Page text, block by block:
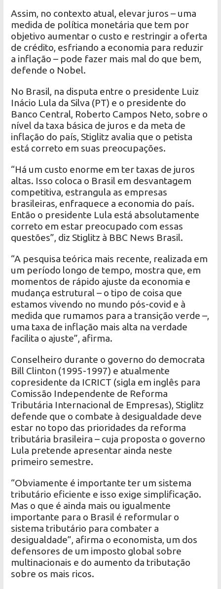
Assim, no contexto atual, elevar juros – uma
medida de política monetária que tem por
objetivo aumentar o custo e restringir a oferta
de crédito, esfriando a economia para reduzir
a inflação – pode fazer mais mal do que bem,
defende o Nobel.
No Brasil, na disputa entre o presidente Luiz
Inácio Lula da Silva (PT) e o presidente do
Banco Central, Roberto Campos Neto, sobre o
nível da taxa básica de juros e da meta de
inflação do país, Stiglitz avalia que o petista
está correto em suas preocupações.
“Há um custo enorme em ter taxas de juros
altas. Isso coloca o Brasil em desvantagem
competitiva, estrangula as empresas
brasileiras, enfraquece a economia do país.
Então o presidente Lula está absolutamente
correto em estar preocupado com essas
questões”, diz Stiglitz à BBC News Brasil.
“A pesquisa teórica mais recente, realizada em
um período longo de tempo, mostra que, em
momentos de rápido ajuste da economia e
mudança estrutural – o tipo de coisa que
estamos vivendo no mundo pós-covid e à
medida que rumamos para a transição verde –,
uma taxa de inflação mais alta na verdade
facilita o ajuste”, afirma.
Conselheiro durante o governo do democrata
Bill Clinton (1995-1997) e atualmente
copresidente da ICRICT (sigla em inglês para
Comissão Independente de Reforma
Tributária Internacional de Empresas), Stiglitz
defende que o combate à desigualdade deve
estar no topo das prioridades da reforma
tributária brasileira – cuja proposta o governo
Lula pretende apresentar ainda neste
primeiro semestre.
“Obviamente é importante ter um sistema
tributário eficiente e isso exige simplificação.
Mas o que é ainda mais ou igualmente
importante para o Brasil é reformular o
sistema tributário para combater a
desigualdade”, afirma o economista, um dos
defensores de um imposto global sobre
multinacionais e do aumento da tributação
sobre os mais ricos.